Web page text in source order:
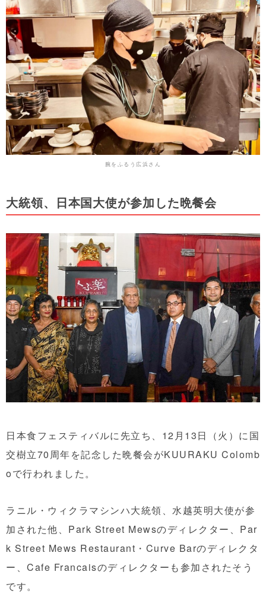
腕をふるう広浜さん
大統領、日本国大使が参加した晩餐会
日本食フェスティバルに先立ち、12月13日（火）に国
交樹立70周年を記念した晩餐会がKUURAKU Colomb
oで行われました。
ラニル・ウィクラマシンハ大統領、水越英明大使が参
加された他、Park Street Mewsのディレクター、Par
k Street Mews Restaurant・Curve Barのディレクタ
ー、Cafe Francaisのディレクターも参加されたそう
です。